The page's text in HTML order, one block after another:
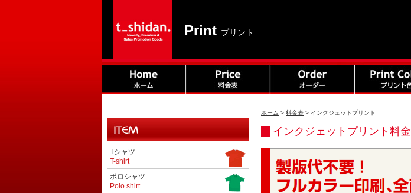
Print プリント
Tシャツ
T-shirt
ポロシャツ
Polo shirt
ホーム > 料金表 > インクジェットプリント
インクジェットプリント料金